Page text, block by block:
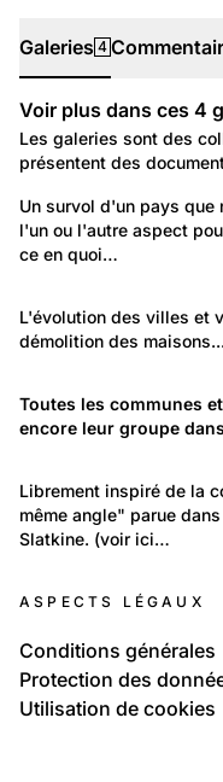
Galeries 4
Galeries
Voir plus dans ces 4
Les galeries sont des
présentent des
Lieux: Valais
Valais nostalgique
Un survol d'un pays que
l'un ou l'autre aspect
ce en quoi…
Environnement:
Construction,
L'évolution des villes et
démolition des maisons...
Lieux: Valais
Le Valais
Toutes les communes
encore leur groupe
Politique et Société:
Passé-Présent
Librement inspiré de la
même angle" parue
Slatkine. (voir ici…
ASPECTS LÉGAUX
Conditions générales
Protection des
Utilisation de cookies